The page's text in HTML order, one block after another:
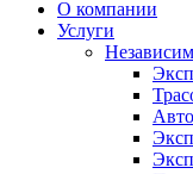
О компании
Услуги